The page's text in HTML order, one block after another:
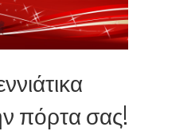
πόρτα σας!